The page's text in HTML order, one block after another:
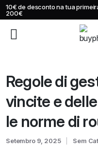
10€ de desconto na tua
200€
Regole di
vincite e
le norme di
Setembro 9, 2025 Sem